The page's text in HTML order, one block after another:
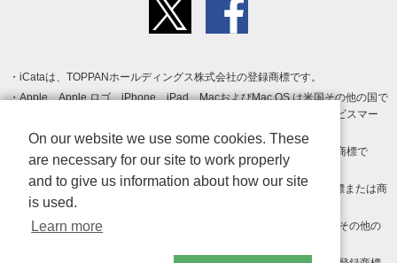
iCataは、TOPPANホールディングス株式会社の登録商標です。
Apple、Apple ロゴ、iPhone、iPad、MacおよびMac OS は米国その他の国で
登録された Apple Inc. の商標です。App Store は Apple Inc. のサービスマー
クです。
Android、Google Play および Google Play ロゴ は Google LLC の商標で
す。
Windows は Microsoft Inc.の米国およびその他の国における登録商標または商
標です。
Adobe、Adobe Reader、Adobe PDF は、Adobe Inc.の米国およびその他の
On our website we use some cookies. These
are necessary for our site to work properly
and to give us information about how our site
is used.
Learn more